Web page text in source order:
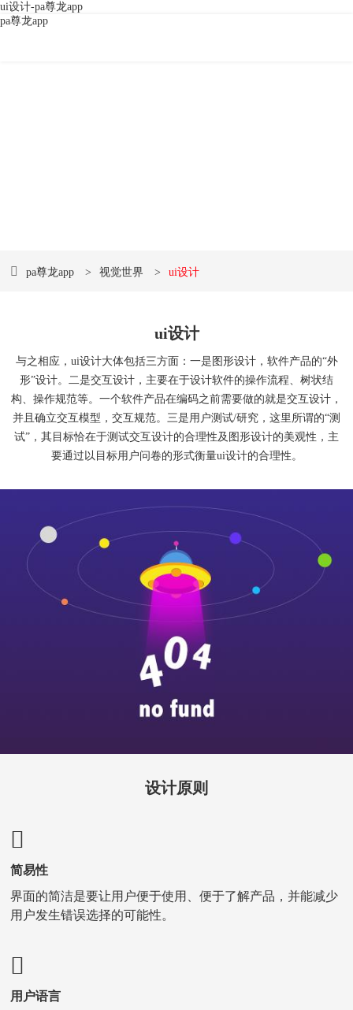
ui设计-pa尊龙app
pa尊龙app
pa尊龙app > 视觉世界 > ui设计
ui设计
与之相应，ui设计大体包括三方面：一是图形设计，软件产品的“外
形”设计。二是交互设计，主要在于设计软件的操作流程、树状结
构、操作规范等。一个软件产品在编码之前需要做的就是交互设计，
并且确立交互模型，交互规范。三是用户测试/研究，这里所谓的“测
试”，其目标恰在于测试交互设计的合理性及图形设计的美观性，主
要通过以目标用户问卷的形式衡量ui设计的合理性。
设计原则
简易性
界面的简洁是要让用户便于使用、便于了解产品，并能减少
用户发生错误选择的可能性。
用户语言